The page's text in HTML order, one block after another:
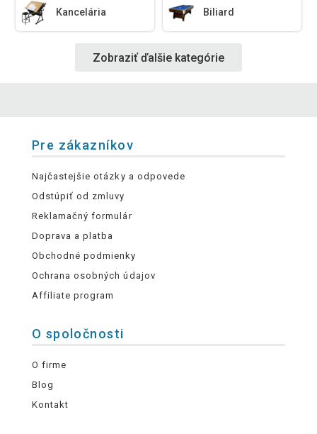
Kancelária Biliard
Zobraziť ďalšie kategórie
Pre zákazníkov
Najčastejšie otázky a odpovede
Odstúpiť od zmluvy
Reklamačný formulár
Doprava a platba
Obchodné podmienky
Ochrana osobných údajov
Affiliate program
O spoločnosti
O firme
Blog
Kontakt